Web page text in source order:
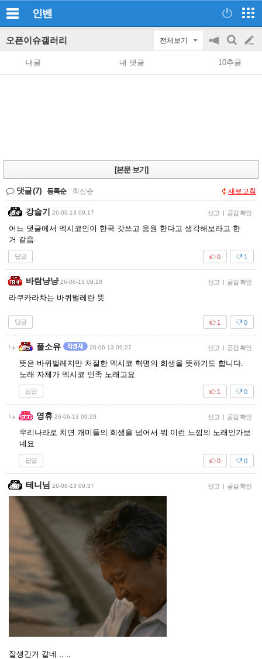
인벤
오픈이슈갤러리 전체보기
공
지
on/off
검
색
글
쓰
내글 내 댓글 10추글
[본문 보기]
댓글(7) 등록순 최신순 새로고침
강슬기 26-06-13 09:17 신고 | 공감 확인
어느 댓글에서 멕시코인이 한국 갓쓰고 응원 한다고 생각해보라고 한
거 같음.
답글 1
0
바람냥냥 26-06-13 09:18 신고 | 공감 확인
라쿠카라차는 바퀴벌레란 뜻
답글 0
1
풀소유 26-06-13 09:27 신고 | 공감 확인
뜻은 바퀴벌레지만 처절한 멕시코 혁명의 희생을 뜻하기도 합니다.
노래 자체가 멕시코 민족 노래고요
답글 0
1
영휴 26-06-13 09:29 신고 | 공감 확인
우리나라로 치면 개미들의 희생을 넘어서 뭐 이런 느낌의 노래인가보
네요
답글 0
0
테니님 26-06-13 09:37 신고 | 공감 확인
잘생긴거 같네 .. ..